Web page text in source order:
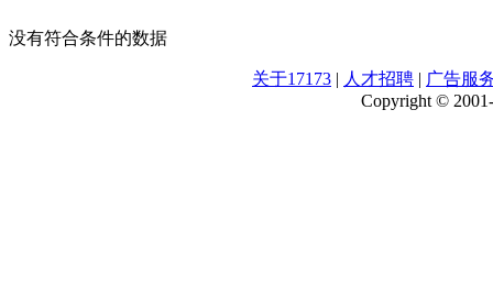
没有符合条件的数据
关于17173 | 人才招聘 | 广告服
Copyright ©